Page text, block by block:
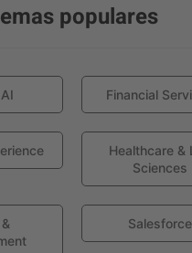
populares
Financial
Healthcare &
Sciences
Salesforce